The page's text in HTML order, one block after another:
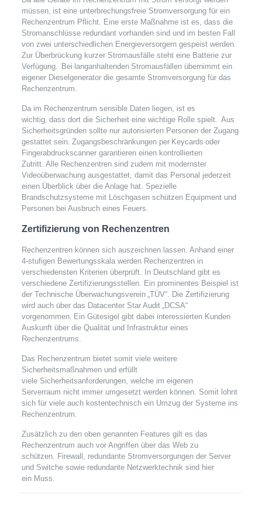
müssen, ist eine unterbrechungsfreie Stromversorgung für ein
Rechenzentrum Pflicht. Eine erste Maßnahme ist es, dass die
Stromanschlüsse redundant vorhanden sind und im besten Fall
von zwei unterschiedlichen Energieversorgern gespeist werden.
Zur Überbrückung kurzer Stromausfälle steht eine Batterie zur
Verfügung. Bei langanhaltenden Stromausfällen übernimmt ein
eigener Dieselgenerator die gesamte Stromversorgung für das
Rechenzentrum.
Da im Rechenzentrum sensible Daten liegen, ist es
wichtig, dass dort die Sicherheit eine wichtige Rolle spielt. Aus
Sicherheitsgründen sollte nur autorisierten Personen der Zugang
gestattet sein. Zugangsbeschränkungen per Keycards oder
Fingerabdruckscanner garantieren einen kontrollierten
Zutritt. Alle Rechenzentren sind zudem mit modernster
Videoüberwachung ausgestattet, damit das Personal jederzeit
einen Überblick über die Anlage hat. Spezielle
Brandschutzsysteme mit Löschgasen schützen Equipment und
Personen bei Ausbruch eines Feuers.
Zertifizierung von Rechenzentren
Rechenzentren können sich auszeichnen lassen. Anhand einer
4-stufigen Bewertungsskala werden Rechenzentren in
verschiedensten Kriterien überprüft. In Deutschland gibt es
verschiedene Zertifizierungsstellen. Ein prominentes Beispiel ist
der Technische Überwachungsverein „TÜV“. Die Zertifizierung
wird auch über das Datacenter Star Audit „DCSA“
vorgenommen. Ein Gütesigel gibt dabei interessierten Kunden
Auskunft über die Qualität und Infrastruktur eines
Rechenzentrums.
Das Rechenzentrum bietet somit viele weitere
Sicherheitsmaßnahmen und erfüllt
viele Sicherheitsanforderungen, welche im eigenen
Serverraum nicht immer umgesetzt werden können. Somit lohnt
sich für viele auch kostentechnisch ein Umzug der Systeme ins
Rechenzentrum.
Zusätzlich zu den oben genannten Features gilt es das
Rechenzentrum auch vor Angriffen über das Web zu
schützen. Firewall, redundante Stromversorgungen der Server
und Switche sowie redundante Netzwerktechnik sind hier
ein Muss.